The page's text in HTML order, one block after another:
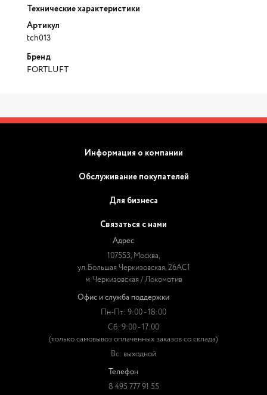
Технические характеристики
Артикул
tch013
Бренд
FORTLUFT
Информация о компании
Обслуживание покупателей
Для бизнеса
Связаться с нами
Адрес
107553, Москва,
ул. Большая Черкизовская, 26АС1
м. Черкизовская / Локомотив
Офис и служба поддержки
Пн-Пт: 9:00 - 18:00
Сб: 9:00 - 17:00
(только самовывоз оплаченных заказов со склада)
Вс: выходной
Телефон
8 495 777 91 55